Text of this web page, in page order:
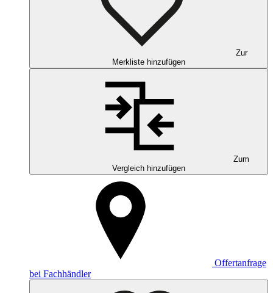
Zur
Merkliste hinzufügen
Zum
Vergleich hinzufügen
Offertanfrage
bei Fachhändler